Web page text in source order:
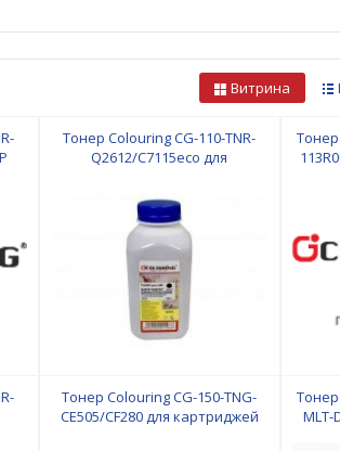
Витрина
Тонер Colouring CG-110-TNR-
Q2612/C7115eco для
Тонер
Тонер Colouring CG-150-TNG-
CE505/CF280 для картриджей
Тонер